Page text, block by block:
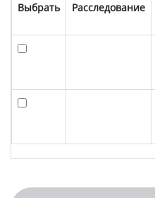
Выбрать Расследование